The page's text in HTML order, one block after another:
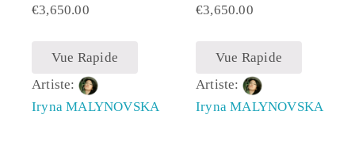
€3,650.00
Vue Rapide
Artiste:
Iryna MALYNOVSKA
€3,650.00
Vue Rapide
Artiste:
Iryna MALYNOVSKA